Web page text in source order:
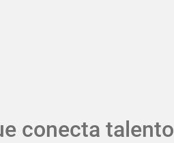
conecta talento